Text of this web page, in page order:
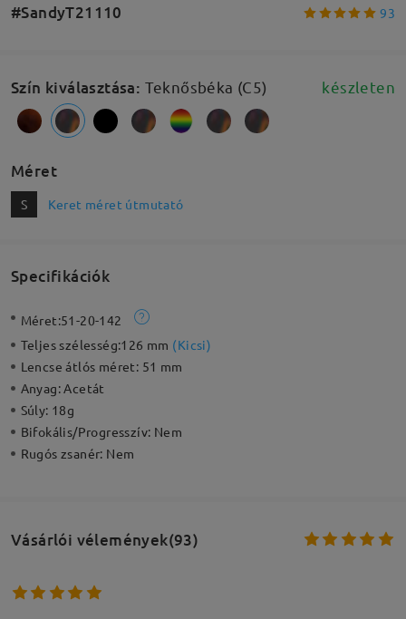
#SandyT21110 93
Szín kiválasztása: Teknősbéka (C5) készleten
Méret
S Keret méret útmutató
Specifikációk
Méret:51-20-142
Teljes szélesség:126 mm (Kicsi)
Lencse átlós méret: 51 mm
Anyag:Acetát
Súly: 18g
Bifokális/Progresszív: Nem
Rugós zsanér: Nem
Vásárlói vélemények(93)